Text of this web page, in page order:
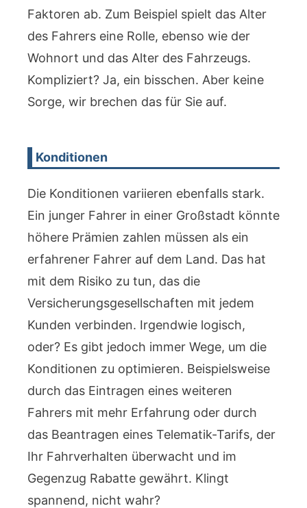
Faktoren ab. Zum Beispiel spielt das Alter
des Fahrers eine Rolle, ebenso wie der
Wohnort und das Alter des Fahrzeugs.
Kompliziert? Ja, ein bisschen. Aber keine
Sorge, wir brechen das für Sie auf.
Konditionen
Die Konditionen variieren ebenfalls stark.
Ein junger Fahrer in einer Großstadt könnte
höhere Prämien zahlen müssen als ein
erfahrener Fahrer auf dem Land. Das hat
mit dem Risiko zu tun, das die
Versicherungsgesellschaften mit jedem
Kunden verbinden. Irgendwie logisch,
oder? Es gibt jedoch immer Wege, um die
Konditionen zu optimieren. Beispielsweise
durch das Eintragen eines weiteren
Fahrers mit mehr Erfahrung oder durch
das Beantragen eines Telematik-Tarifs, der
Ihr Fahrverhalten überwacht und im
Gegenzug Rabatte gewährt. Klingt
spannend, nicht wahr?